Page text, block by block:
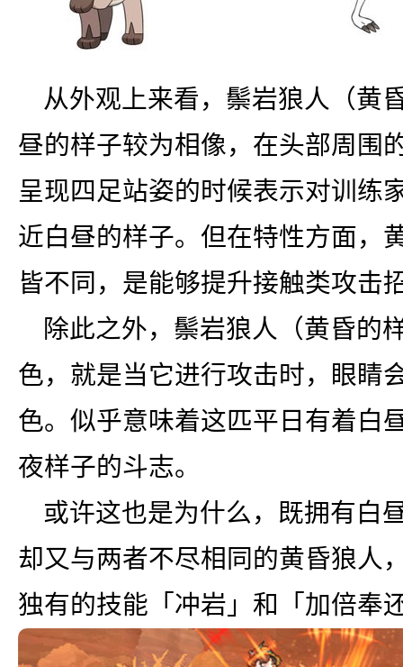
从外观上来看，鬃岩狼人（黄
昼的样子较为相像，在头部周围
呈现四足站姿的时候表示对训练
近白昼的样子。但在特性方面，
皆不同，是能够提升接触类攻击
除此之外，鬃岩狼人（黄昏的
色，就是当它进行攻击时，眼睛
色。似乎意味着这匹平日有着白
夜样子的斗志。
或许这也是为什么，既拥有白
却又与两者不尽相同的黄昏狼人
独有的技能「冲岩」和「加倍奉